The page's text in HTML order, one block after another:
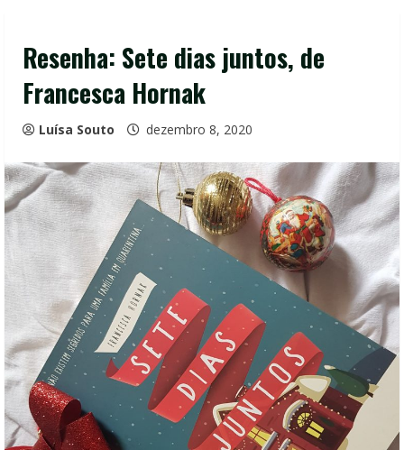
Resenha: Sete dias juntos, de
Francesca Hornak
Luísa Souto dezembro 8, 2020